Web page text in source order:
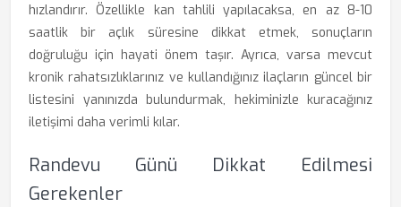
hızlandırır. Özellikle kan tahlili yapılacaksa, en az 8-10
saatlik bir açlık süresine dikkat etmek, sonuçların
doğruluğu için hayati önem taşır. Ayrıca, varsa mevcut
kronik rahatsızlıklarınız ve kullandığınız ilaçların güncel bir
listesini yanınızda bulundurmak, hekiminizle kuracağınız
iletişimi daha verimli kılar.
Randevu Günü Dikkat Edilmesi
Gerekenler